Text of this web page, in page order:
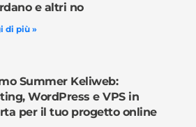
e altri no
di più »
Summer Keliweb:
WordPress e VPS in
per il tuo progetto online